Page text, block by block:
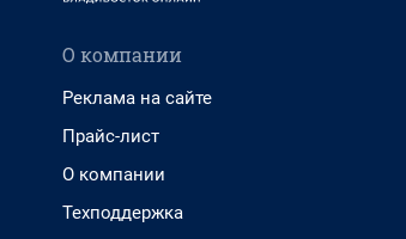
О компании
Реклама на сайте
Прайс-лист
О компании
Техподдержка